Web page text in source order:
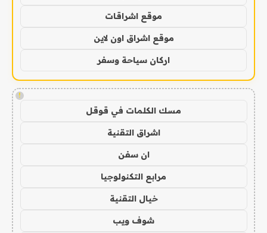
موقع اشراقات
موقع اشراق اون لاين
اركان سياحة وسفر
!
مسك الكلمات في قوقل
اشراق التقنية
ان سفن
مرابع التكنولوجيا
خيال التقنية
شوف ويب